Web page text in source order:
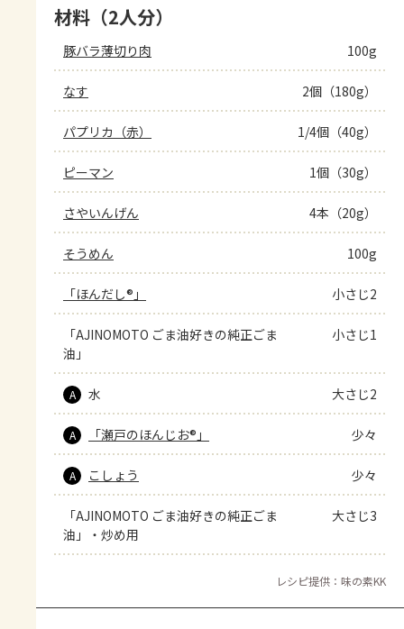
材料（2人分）
豚バラ薄切り肉 100g
なす 2個（180g）
パプリカ（赤） 1/4個（40g）
ピーマン 1個（30g）
さやいんげん 4本（20g）
そうめん 100g
「ほんだし®」 小さじ2
「AJINOMOTO ごま油好きの純正ごま
油」
小さじ1
A 水 大さじ2
A 「瀬戸のほんじお®」 少々
A こしょう 少々
「AJINOMOTO ごま油好きの純正ごま
油」・炒め用
大さじ3
レシピ提供：味の素KK